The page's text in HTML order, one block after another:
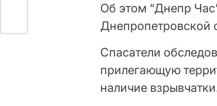
Об этом “Днепр
Днепропетровской
Спасатели
прилегающую
наличие